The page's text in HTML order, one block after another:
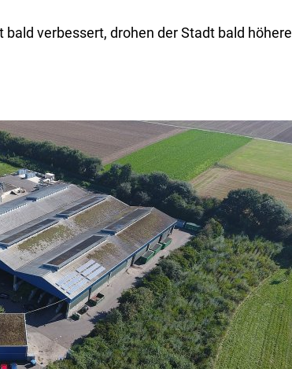
verbessert, drohen der Stadt bald höhere